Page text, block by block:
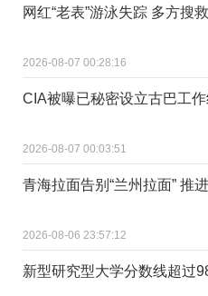
网红“老表”游泳失踪 多方搜
2026-08-07 00:28:16
CIA被曝已秘密设立古巴工
2026-08-07 00:03:51
青海拉面告别“兰州拉面” 推
2026-08-06 23:57:12
新型研究型大学分数线超过